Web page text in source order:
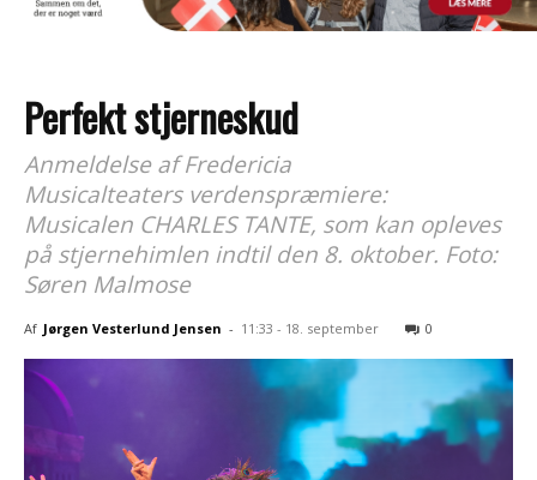
Perfekt stjerneskud
Anmeldelse af Fredericia
Musicalteaters verdenspræmiere:
Musicalen CHARLES TANTE, som kan opleves
på stjernehimlen indtil den 8. oktober. Foto:
Søren Malmose
Af Jørgen Vesterlund Jensen - 11:33 - 18. september 0